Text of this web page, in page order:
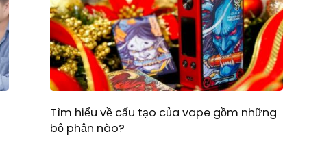
Tìm hiểu về cấu tạo của vape gồm những
bộ phận nào?